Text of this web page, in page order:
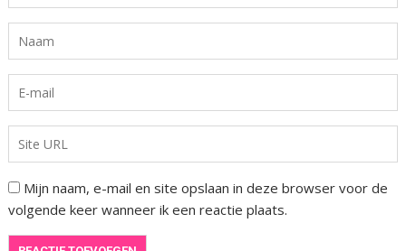
Mijn naam, e-mail en site opslaan in deze browser voor de
volgende keer wanneer ik een reactie plaats.